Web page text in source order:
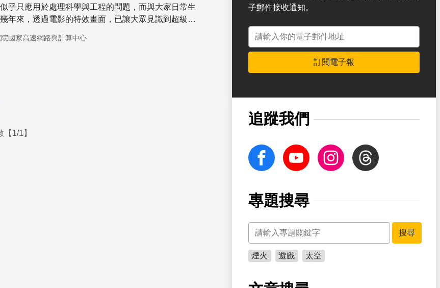
乎只應用於處理科學與工程的問題，而與大家日常生
年來，透過電影的特效畫面，已讓大眾見識到超級電
國家高速網路與計算中心
1/1】
子郵件接收通知。
電子郵件地址
訂閱電子報
追蹤我們
facebook Youtube InstagramThreads
專題搜尋
關鍵字
搜尋
煙火 遊戲 太空